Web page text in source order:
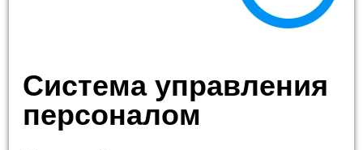
Система управления
персоналом